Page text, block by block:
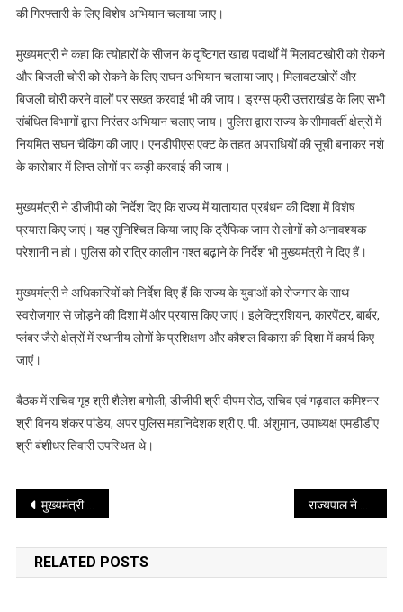
संबंधित
द्वारा
निरंतर
अभियान
चलाए
मुख्यमंत्री
की गिरफ्तारी के लिए विशेष अभियान चलाया जाए।
मुख्यमत्री ने कहा कि त्योहारों के सीजन के दृष्टिगत खाद्य पदार्थों में मिलावटखोरी को रोकने
और बिजली चोरी को रोकने के लिए सघन अभियान चलाया जाए। मिलावटखोरों और
बिजली चोरी करने वालों पर सख्त करवाई भी की जाय। ड्रग्स फ्री उत्तराखंड के लिए सभी
संबंधित विभागों द्वारा निरंतर अभियान चलाए जाय। पुलिस द्वारा राज्य के सीमावर्ती क्षेत्रों में
नियमित सघन चैकिंग की जाए। एनडीपीएस एक्ट के तहत अपराधियों की सूची बनाकर नशे
के कारोबार में लिप्त लोगों पर कड़ी करवाई की जाय।
मुख्यमंत्री ने डीजीपी को निर्देश दिए कि राज्य में यातायात प्रबंधन की दिशा में विशेष
प्रयास किए जाएं। यह सुनिश्चित किया जाए कि ट्रैफिक जाम से लोगों को अनावश्यक
परेशानी न हो। पुलिस को रात्रि कालीन गश्त बढ़ाने के निर्देश भी मुख्यमंत्री ने दिए हैं।
मुख्यमंत्री ने अधिकारियों को निर्देश दिए हैं कि राज्य के युवाओं को रोजगार के साथ
स्वरोजगार से जोड़ने की दिशा में और प्रयास किए जाएं। इलेक्ट्रिशियन, कारपेंटर, बार्बर,
प्लंबर जैसे क्षेत्रों में स्थानीय लोगों के प्रशिक्षण और कौशल विकास की दिशा में कार्य किए
जाएं।
बैठक में सचिव गृह श्री शैलेश बगोली, डीजीपी श्री दीपम सेठ, सचिव एवं गढ़वाल कमिश्नर
श्री विनय शंकर पांडेय, अपर पुलिस महानिदेशक श्री ए. पी. अंशुमान, उपाध्यक्ष एमडीडीए
श्री बंशीधर तिवारी उपस्थित थे।
Post
navigation
मुख्यमंत्री से आज एकल सदस्यीय समर्पित आयोग के अध्यक्ष श्री बी.एस वर्मा ने भेंट की
RELATED POSTS